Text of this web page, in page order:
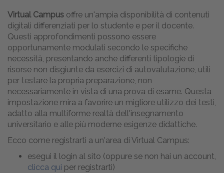
Virtual Campus offre un'ampia disponibilità di contenuti
digitali differenziati per lo studente e per il docente.
Questi approfondimenti possono essere
opportunamente modulati secondo le specifiche
necessità, presentando anche differenti tipologie di
risorse non disgiunte da esercizi di autovalutazione, utili
per testare la propria preparazione, non
necessariamente in vista di una prova di esame. Questa
impostazione mira a favorire un migliore utilizzo dei testi,
adatto alla multiforme realtà dell'insegnamento
universitario e alle più moderne esigenze didattiche.
Ecco come registrarti a un'area di Virtual Campus:
esegui il login al sito (oppure se non hai un account,
clicca qui per registrarti)